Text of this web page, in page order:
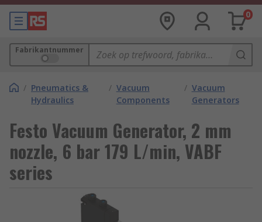
0
Fabrikantnummer
/ Pneumatics &
Hydraulics
/ Vacuum
Components
/ Vacuum
Generators
Festo Vacuum Generator, 2 mm
nozzle, 6 bar 179 L/min, VABF
series